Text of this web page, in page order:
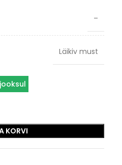
–
Läikiv must
KORVI